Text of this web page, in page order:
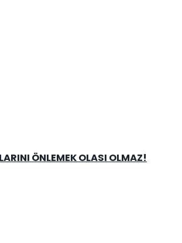
ÖNLEMEK OLASI OLMAZ!